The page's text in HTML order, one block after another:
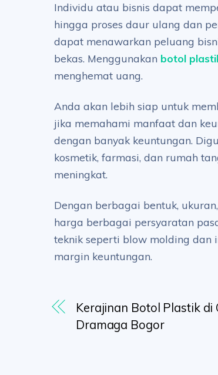
Individu atau bisnis dapat
hingga proses daur ulang dan
dapat menawarkan peluang
bekas. Menggunakan botol
menghemat uang.
Anda akan lebih siap untuk
jika memahami manfaat dan
dengan banyak keuntungan.
kosmetik, farmasi, dan rumah
meningkat.
Dengan berbagai bentuk,
harga berbagai persyaratan
teknik seperti blow molding dan
margin keuntungan.
Kerajinan Botol Plastik di
Dramaga Bogor